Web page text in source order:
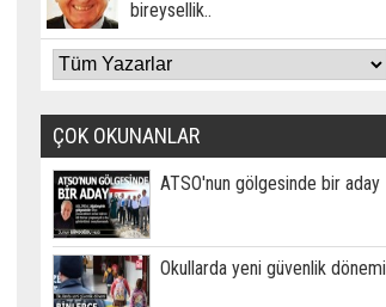
bireysellik..
ÇOK OKUNANLAR
ATSO'nun gölgesinde bir aday
Okullarda yeni güvenlik dönemi